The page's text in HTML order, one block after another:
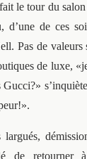
le tour du
d’une de ces
Pas de
de luxe,
de retourner